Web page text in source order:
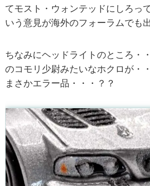
てモスト・ウォンテッドにしろっ
いう意見が海外のフォーラムでも
ちなみにヘッドライトのところ・
のコモリ少尉みたいなホクロが・
まさかエラー品・・・？？